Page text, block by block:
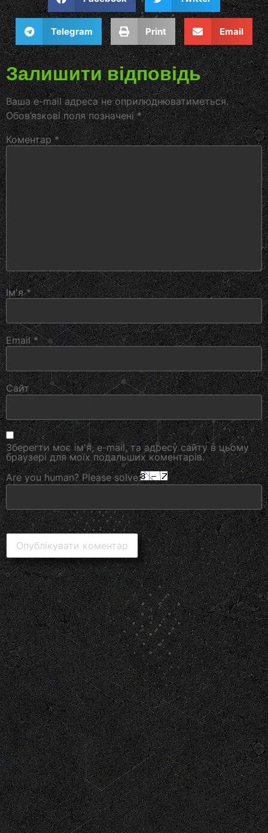
Telegram Print Email
Залишити відповідь
Ваша e-mail адреса не оприлюднюватиметься.
Обов’язкові поля позначені*
Коментар*
Ім'я*
Email*
Сайт
Зберегти моє ім'я, e-mail, та адресу сайту в цьому
браузері для моїх подальших коментарів.
Are you human? Please solve: